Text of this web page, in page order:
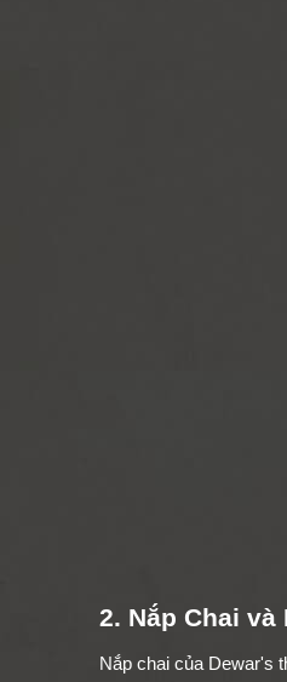
2. Nắp Chai
Nắp chai của Dewar's